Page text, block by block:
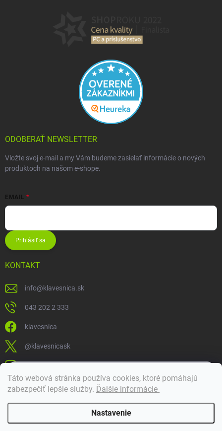
Táto webová stránka používa cookies, ktoré pomáhajú
zabezpečiť lepšie služby. Ďalšie informácie
Nastavenie
ODOBERAŤ NEWSLETTER
Vložte svoj e-mail a my Vám budeme zasielať informácie o nových
produktoch na našom e-shope.
EMAIL
Prihlásiť sa
KONTAKT
info@klavesnica.sk
043 202 2 333
klavesnica
@klavesnicask
klavesnica_sk
Doprava a platba
Dobrý deň! 👋 Pomôžem vám nájsť správny diel. Napíšte mi.